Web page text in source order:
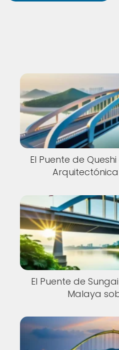
El Puente de
El Puente de
Malaya